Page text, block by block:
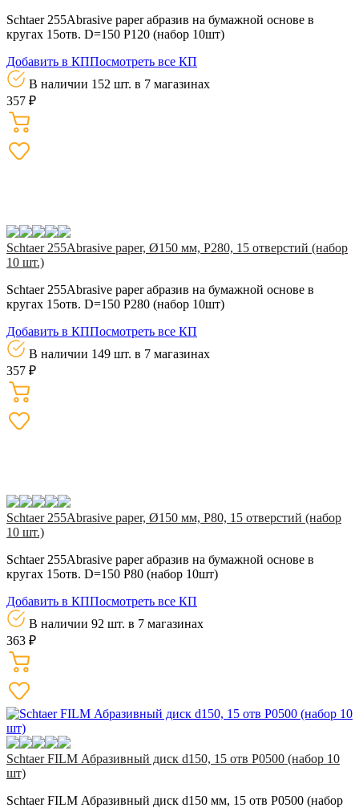
Schtaer 255Abrasive paper абразив на бумажной основе в
кругах 15отв. D=150 Р120 (набор 10шт)
Добавить в КППосмотреть все КП
В наличии 152 шт. в 7 магазинах
357 ₽
Schtaer 255Abrasive paper, Ø150 мм, Р280, 15 отверстий (набор
10 шт.)
Schtaer 255Abrasive paper абразив на бумажной основе в
кругах 15отв. D=150 Р280 (набор 10шт)
Добавить в КППосмотреть все КП
В наличии 149 шт. в 7 магазинах
357 ₽
Schtaer 255Abrasive paper, Ø150 мм, Р80, 15 отверстий (набор
10 шт.)
Schtaer 255Abrasive paper абразив на бумажной основе в
кругах 15отв. D=150 Р80 (набор 10шт)
Добавить в КППосмотреть все КП
В наличии 92 шт. в 7 магазинах
363 ₽
Schtaer FILM Абразивный диск d150, 15 отв P0500 (набор 10
шт)
Schtaer FILM Абразивный диск d150 мм, 15 отв P0500 (набор